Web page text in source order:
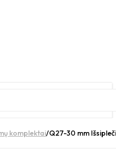
komplektai/Q27-30 mm